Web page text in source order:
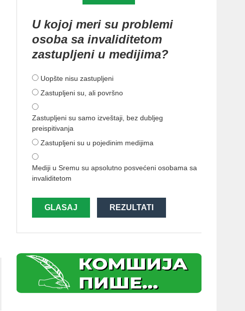
U kojoj meri su problemi
osoba sa invaliditetom
zastupljeni u medijima?
Uopšte nisu zastupljeni
Zastupljeni su, ali površno
Zastupljeni su samo izveštaji, bez dubljeg
preispitivanja
Zastupljeni su u pojedinim medijima
Mediji u Sremu su apsolutno posvećeni osobama sa
invaliditetom
GLASAJ REZULTATI